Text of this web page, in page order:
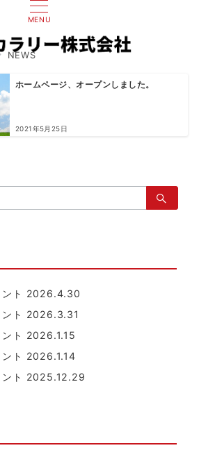
MENU
NEWS
ホームページ、オープンしました。
2021年5月25日
ント 2026.4.30
ント 2026.3.31
ント 2026.1.15
ント 2026.1.14
ント 2025.12.29